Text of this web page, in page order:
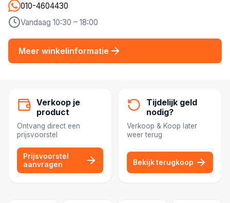
010-4604430
Vandaag 10:30 – 18:00
Meer winkelinformatie
Verkoop je
product
Ontvang direct een
prijsvoorstel
Prijsvoorstel
aanvragen
Tijdelijk geld
nodig?
Verkoop & Koop later
weer terug
Bekijk terugkoop